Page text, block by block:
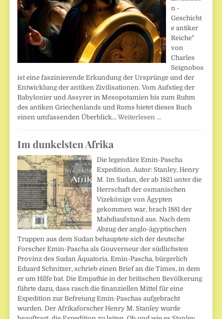
n -
Geschicht
e antiker
Reiche"
von
Charles
Seignobos
ist eine faszinierende Erkundung der Ursprünge und der
Entwicklung der antiken Zivilisationen. Vom Aufstieg der
Babylonier und Assyrer in Mesopotamien bis zum Ruhm
des antiken Griechenlands und Roms bietet dieses Buch
einen umfassenden Überblick…Weiterlesen …
Im dunkelsten Afrika
Die legendäre Emin-Pascha
Expedition. Autor: Stanley, Henry
M. Im Sudan, der ab 1821 unter die
Herrschaft der osmanischen
Vizekönige von Ägypten
gekommen war, brach 1881 der
Mahdiaufstand aus. Nach dem
Abzug der anglo-ägyptischen
Truppen aus dem Sudan behauptete sich der deutsche
Forscher Emin-Pascha als Gouverneur der südlichsten
Provinz des Sudan Äquatoria. Emin-Pascha, bürgerlich
Eduard Schnitzer, schrieb einen Brief an die Times, in dem
er um Hilfe bat. Die Empathie in der britischen Bevölkerung
führte dazu, dass rasch die finanziellen Mittel für eine
Expedition zur Befreiung Emin-Paschas aufgebracht
wurden. Der Afrikaforscher Henry M. Stanley wurde